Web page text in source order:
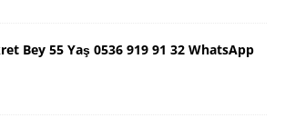
Bey 55 Yaş 0536 919 91 32 WhatsApp